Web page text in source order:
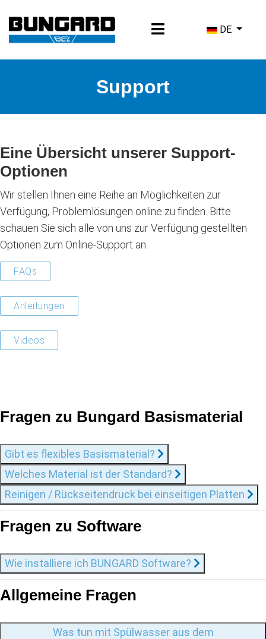
Sprache
DE
Support
Eine Übersicht unserer Support-
Optionen
Wir stellen Ihnen eine Reihe an Möglichkeiten zur
Verfügung, Problemlösungen online zu finden. Bitte
schauen Sie sich alle von uns zur Verfügung gestellten
Optionen zum Online-Support an.
FAQs
Anleitungen
Videos
Fragen zu Bungard Basismaterial
Gibt es flexibles Basismaterial?
Welches Material ist der Standard?
Reinigen / Rückseitendruck bei einseitigen Platten
Fragen zu Software
Wie installiere ich BUNGARD Software?
Allgemeine Fragen
Was tun mit Spülwasser aus dem